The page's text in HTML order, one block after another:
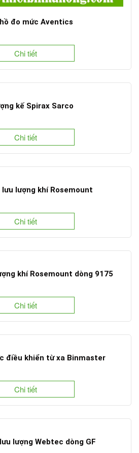
đo mức Aventics
Chi tiết
kế Spirax Sarco
Chi tiết
lượng khí Rosemount
Chi tiết
khí Rosemount dòng 9175
Chi tiết
điều khiển từ xa Binmaster
Chi tiết
lượng Webtec dòng GF